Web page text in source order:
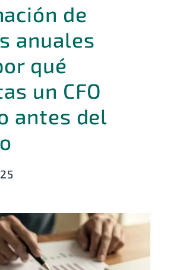
de
anuales
qué
un CFO
antes del